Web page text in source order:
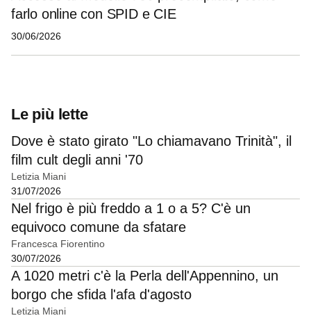
farlo online con SPID e CIE
30/06/2026
Le più lette
Dove è stato girato "Lo chiamavano Trinità", il
film cult degli anni '70
Letizia Miani
31/07/2026
Nel frigo è più freddo a 1 o a 5? C'è un
equivoco comune da sfatare
Francesca Fiorentino
30/07/2026
A 1020 metri c'è la Perla dell'Appennino, un
borgo che sfida l'afa d'agosto
Letizia Miani